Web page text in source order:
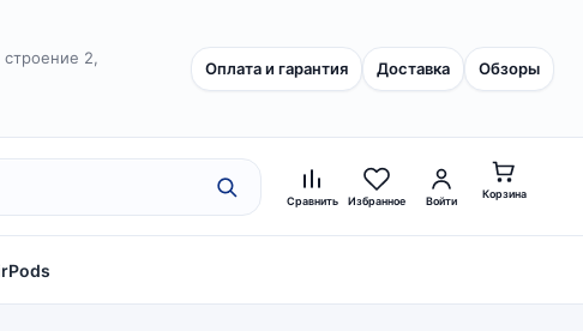
строение 2,
Оплата и гарантия Доставка Обзоры
Сравнить Избранное Войти
Корзина